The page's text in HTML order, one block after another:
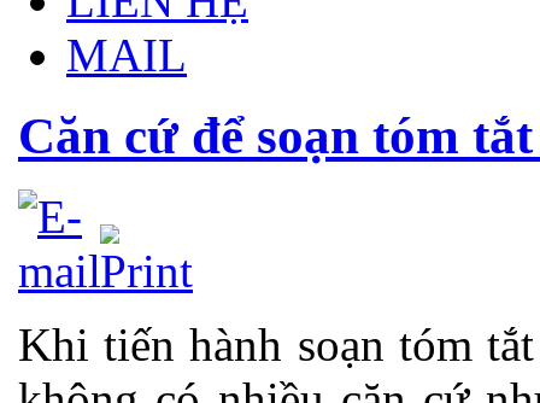
MAIL
Căn cứ để soạn tóm
Khi tiến hành soạn tóm